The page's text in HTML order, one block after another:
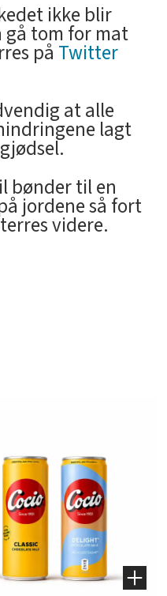
ikke blir
tom for mat
på Twitter
at alle
lagt
bønder til en
jordene så fort
videre.